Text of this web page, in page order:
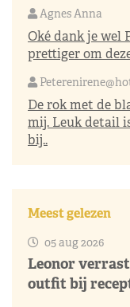
Agnes Anna
Oké dank je wel
prettiger om
De rok met de
mij. Leuk detail
bij..
Meest gelezen
05 aug 2026
Leonor
outfit bij